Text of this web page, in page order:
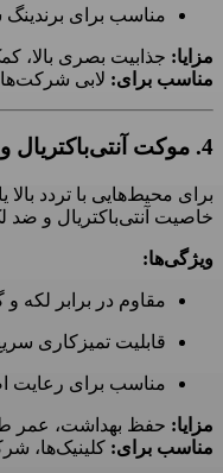
مناسب برای
مزایا: جذابیت بصری بالا،
مناسب برای: لابی
4. موکت آنتی‌باکتریال و ضد لک
برای محیط‌هایی با تردد
خاصیت آنتی‌باکتریال و
ویژگی‌ها:
مقاوم در برابر لکه و
قابلیت تمیزکاری
مناسب برای رعایت
مزایا: حفظ بهداشت، عمر
مناسب برای: کلینیک‌ها،